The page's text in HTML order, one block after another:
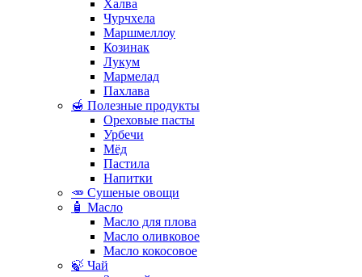
Халва
Чурчхела
Маршмеллоу
Козинак
Лукум
Мармелад
Пахлава
🍯 Полезные продукты
Ореховые пасты
Урбечи
Мёд
Пастила
Напитки
🥕 Сушеные овощи
🧴 Масло
Масло для плова
Масло оливковое
Масло кокосовое
🍃 Чай